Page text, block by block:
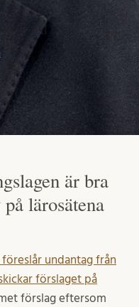
är bra
lärosätena
undantag från
förslaget på
förslag eftersom